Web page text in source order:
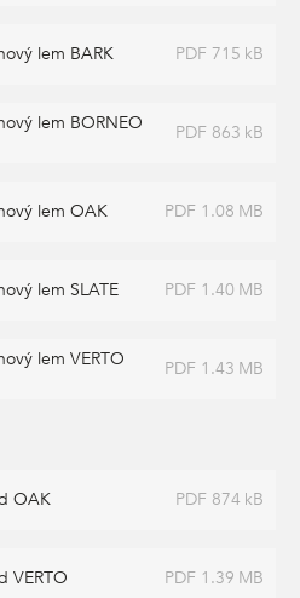
lem BARK PDF 715 kB
lem BORNEO
PDF 863 kB
lem OAK PDF 1.08 MB
lem SLATE PDF 1.40 MB
lem VERTO
PDF 1.43 MB
OAK PDF 874 kB
VERTO PDF 1.39 MB